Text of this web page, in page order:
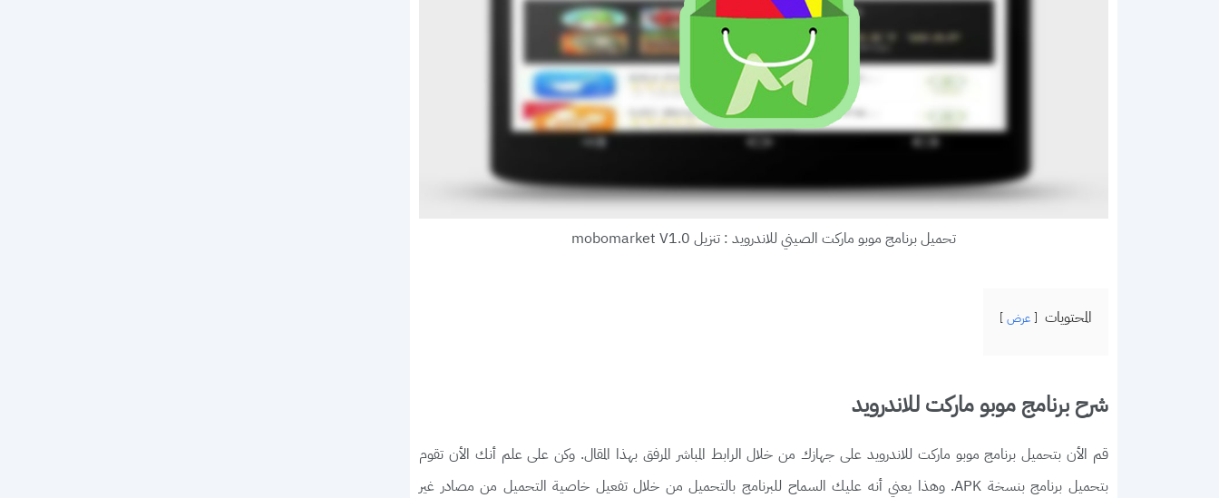
تحميل برنامج موبو ماركت الصيني للاندرويد : تنزيل mobomarket V1.0
المحتويات عرض
شرح برنامج موبو ماركت للاندرويد
قم الأن بتحميل برنامج موبو ماركت للاندرويد على جهازك من خلال الرابط المباشر المرفق بهذا المقال. وكن على علم أنك الأن تقوم
بتحميل برنامج بنسخة APK. وهذا يعني أنه عليك السماح للبرنامج بالتحميل من خلال تفعيل خاصية التحميل من مصادر غير